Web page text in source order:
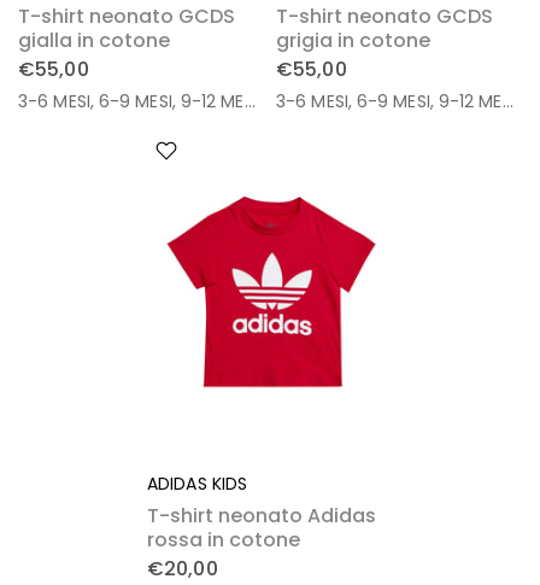
T-shirt neonato GCDS
gialla in cotone
€55,00
3-6 MESI 6-9 MESI 9-12 MESI 12-18 MESI
T-shirt neonato GCDS
grigia in cotone
€55,00
3-6 MESI 6-9 MESI 9-12 MESI
ADIDAS KIDS
T-shirt neonato Adidas
rossa in cotone
€20,00